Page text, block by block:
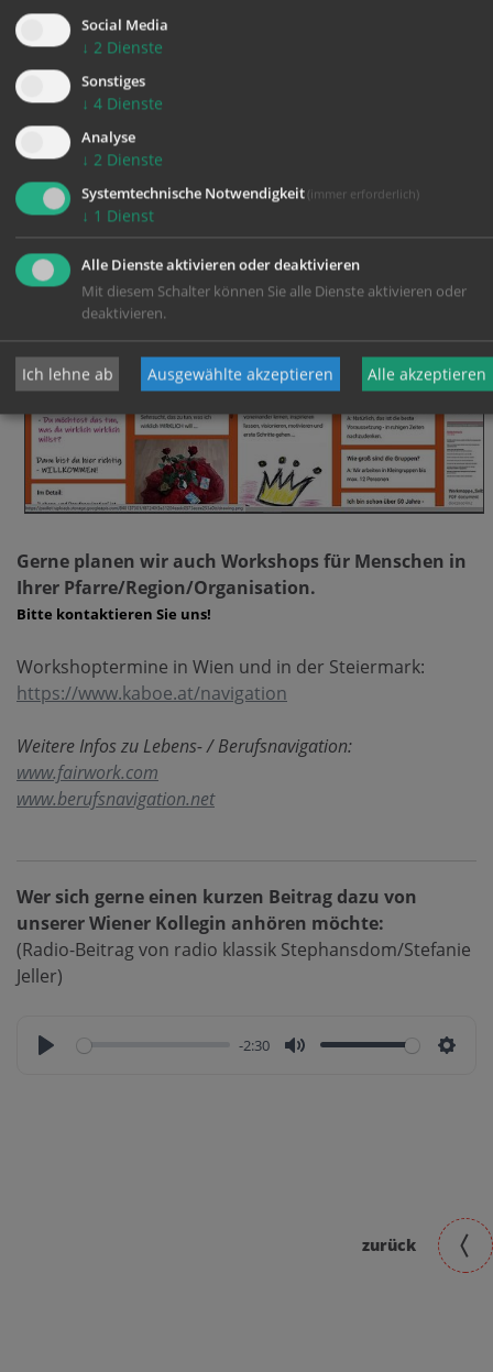
RUND UM DIE PENSION
Gedankenanstöße zum Übergang in die Pension.
Details zu Berufs- und Lebensnavigation:
https://padlet.com/berufsnavigation/
Gerne planen wir auch Workshops für Menschen in
Ihrer Pfarre/Region/Organisation.
Bitte kontaktieren Sie uns!
Workshoptermine in Wien und in der Steiermark:
https://www.kaboe.at/navigation
Weitere Infos zu Lebens- / Berufsnavigation:
www.fairwork.com
www.berufsnavigation.net
Wer sich gerne einen kurzen Beitrag dazu von
unserer Wiener Kollegin anhören möchte:
(Radio-Beitrag von radio klassik Stephansdom/Stefanie
Jeller)
-2:30
zurück
Social Media
↓ 2 Dienste
Sonstiges
↓ 4 Dienste
Analyse
↓ 2 Dienste
Systemtechnische Notwendigkeit (immer erforderlich)
↓ 1 Dienst
Alle Dienste aktivieren oder deaktivieren
Mit diesem Schalter können Sie alle Dienste aktivieren oder
deaktivieren.
Ich lehne ab Ausgewählte akzeptieren Alle akzeptieren